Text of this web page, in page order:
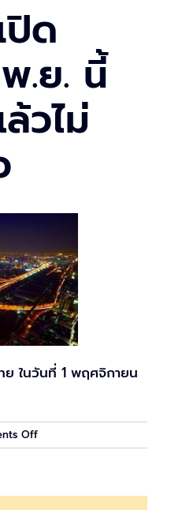
ปิด
.ย. นี้
วไม่
ย ในวันที่ 1 พฤศจิกายน
Offon
เตรียม